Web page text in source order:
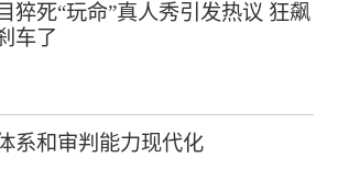
猝死“玩命”真人秀引发热议 狂飙
车了
系和审判能力现代化